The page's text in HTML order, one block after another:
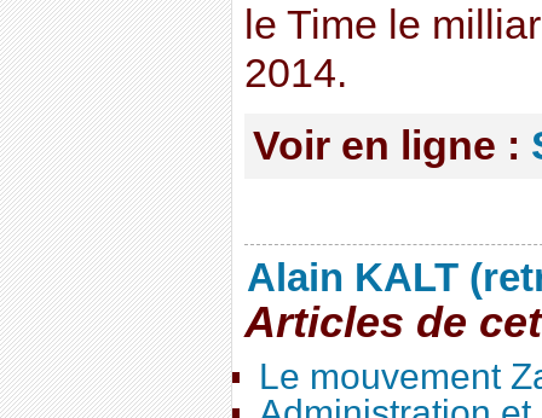
le Time le
2014.
Voir en ligne :
Alain KALT
Articles de
Le mouvement